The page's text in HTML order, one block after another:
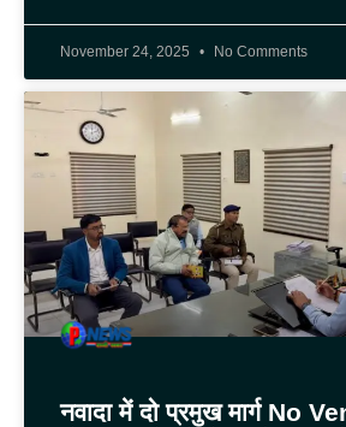
November 24, 2025 No Comments
नवादा में दो प्रमुख मार्ग No